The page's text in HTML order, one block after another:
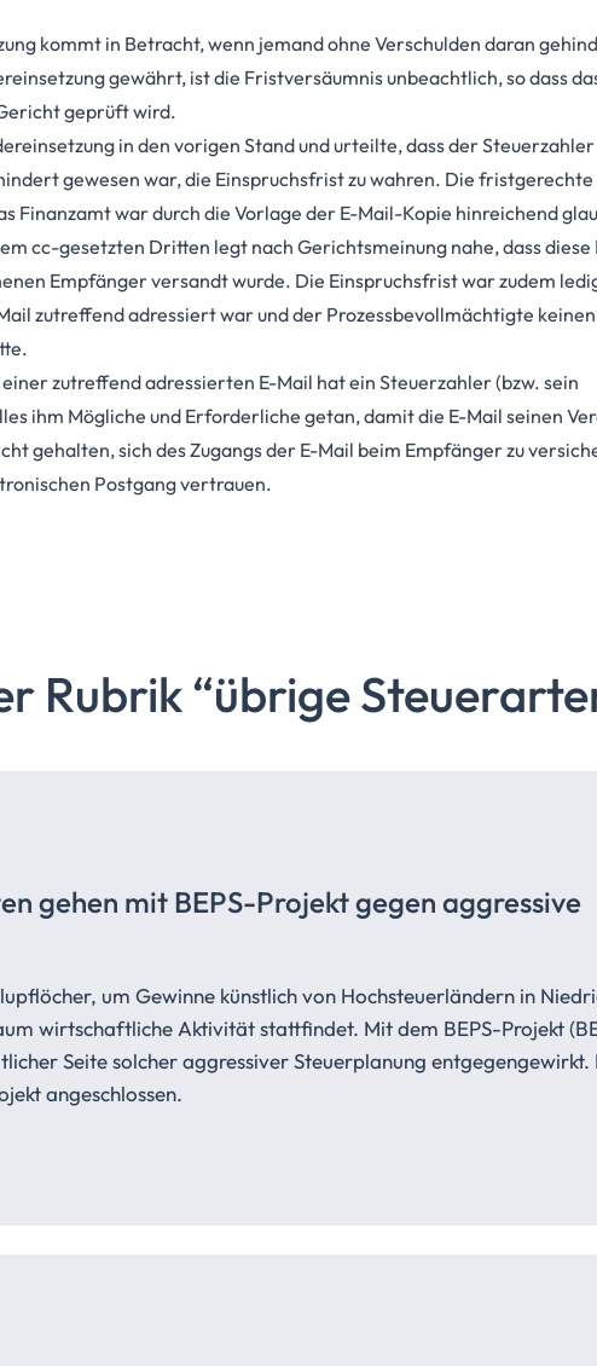
kommt in Betracht, wenn jemand ohne Verschulden daran
gewährt, ist die Fristversäumnis unbeachtlich, so dass
geprüft wird.
in den vorigen Stand und urteilte, dass der
gewesen war, die Einspruchsfrist zu wahren. Die fristgerechte
Finanzamt war durch die Vorlage der E-Mail-Kopie hinreichend
cc-gesetzten Dritten legt nach Gerichtsmeinung nahe, dass diese
Empfänger versandt wurde. Die Einspruchsfrist war zudem
zutreffend adressiert war und der Prozessbevollmächtigte
zutreffend adressierten E-Mail hat ein Steuerzahler (bzw. sein
ihm Mögliche und Erforderliche getan, damit die E-Mail seinen
gehalten, sich des Zugangs der E-Mail beim Empfänger zu
Postgang vertrauen.
Rubrik “übrige
gehen mit BEPS-Projekt gegen aggressive
um Gewinne künstlich von Hochsteuerländern in
wirtschaftliche Aktivität stattfindet. Mit dem BEPS-Projekt
Seite solcher aggressiver Steuerplanung
angeschlossen.